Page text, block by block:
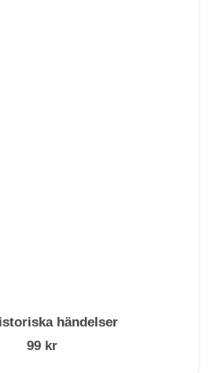
händelser
99 kr